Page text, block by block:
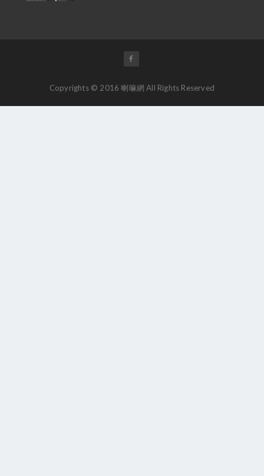
Copyrights © 2016 喇嘛網 All Rights Reserved